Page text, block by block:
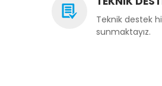
Teknik destek
sunmaktayız.